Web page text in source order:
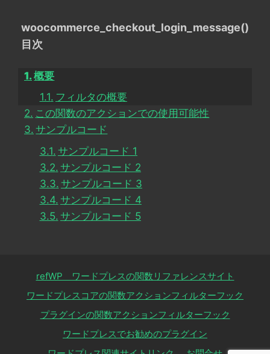
woocommerce_checkout_login_message()
目次
概要
フィルタの概要
この関数のアクションでの使用可能性
サンプルコード
サンプルコード 1
サンプルコード 2
サンプルコード 3
サンプルコード 4
サンプルコード 5
refWP ワードプレスの関数リファレンスサイト
ワードプレスコアの関数アクションフィルターフック
プラグインの関数アクションフィルターフック
ワードプレスでお勧めのプラグイン